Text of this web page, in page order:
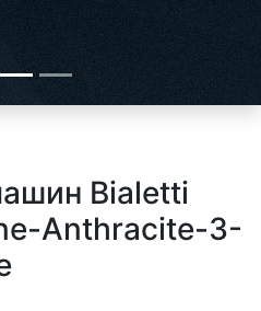
Bialetti
Anthracite-3-